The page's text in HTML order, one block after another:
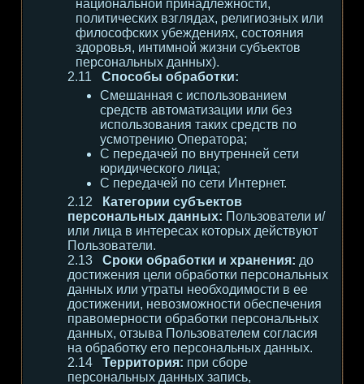
национальной принадлежности,
политических взглядах, религиозных или
философских убеждениях, состояния
здоровья, интимной жизни субъектов
персональных данных).
Способы обработки:
Смешанная с использованием
средств автоматизации или без
использования таких средств по
усмотрению Оператора;
С передачей по внутренней сети
юридического лица;
С передачей по сети Интернет.
Категории субъектов
персональных данных: Пользователи и/
или лица в интересах которых действуют
Пользователи.
Сроки обработки и хранения: до
достижения цели обработки персональных
данных или утраты необходимости в ее
достижении, невозможности обеспечения
правомерности обработки персональных
данных, отзыва Пользователем согласия
на обработку его персональных данных.
Территория: при сборе
персональных данных запись,